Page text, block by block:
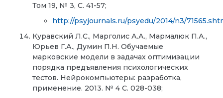
Том 19, № 3, С. 41-57;
http://psyjournals.ru/psyedu/2014/n3/
Куравский Л.С., Марголис А.А., Мармалюк П.А.,
Юрьев Г.А., Думин П.Н. Обучаемые
марковские модели в задачах оптимизации
порядка предъявления психологических
тестов. Нейрокомпьютеры: разработка,
применение. 2013. № 4 С. 028-038;